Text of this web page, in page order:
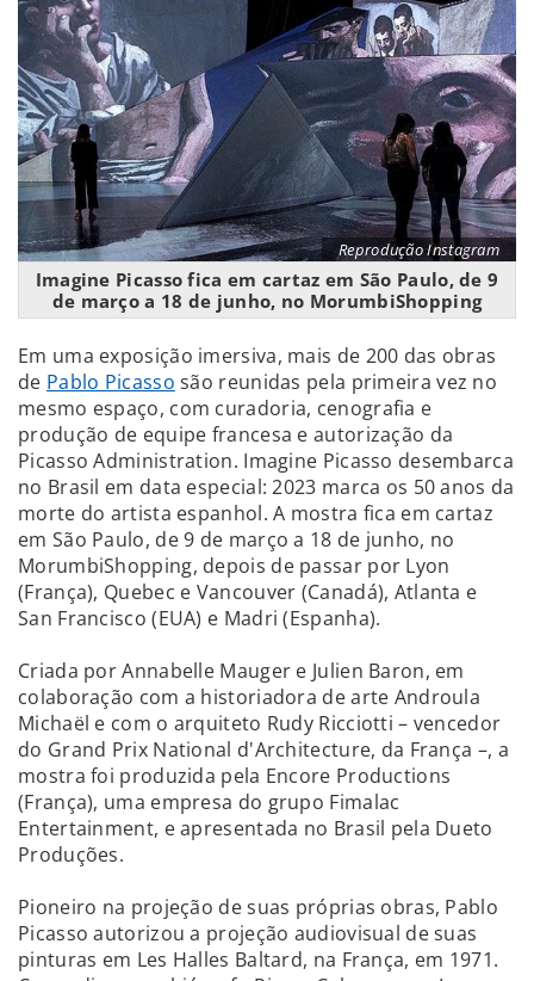
Reprodução Instagram
Imagine Picasso fica em cartaz em São Paulo, de 9
de março a 18 de junho, no MorumbiShopping
Em uma exposição imersiva, mais de 200 das obras
de Pablo Picasso são reunidas pela primeira vez no
mesmo espaço, com curadoria, cenografia e
produção de equipe francesa e autorização da
Picasso Administration. Imagine Picasso desembarca
no Brasil em data especial: 2023 marca os 50 anos da
morte do artista espanhol. A mostra fica em cartaz
em São Paulo, de 9 de março a 18 de junho, no
MorumbiShopping, depois de passar por Lyon
(França), Quebec e Vancouver (Canadá), Atlanta e
San Francisco (EUA) e Madri (Espanha).
Criada por Annabelle Mauger e Julien Baron, em
colaboração com a historiadora de arte Androula
Michaël e com o arquiteto Rudy Ricciotti – vencedor
do Grand Prix National d'Architecture, da França –, a
mostra foi produzida pela Encore Productions
(França), uma empresa do grupo Fimalac
Entertainment, e apresentada no Brasil pela Dueto
Produções.
Pioneiro na projeção de suas próprias obras, Pablo
Picasso autorizou a projeção audiovisual de suas
pinturas em Les Halles Baltard, na França, em 1971.